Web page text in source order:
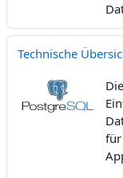
Technische
für